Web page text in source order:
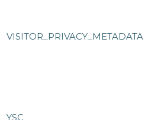
VISITOR_PRIVACY_METADATA
YSC